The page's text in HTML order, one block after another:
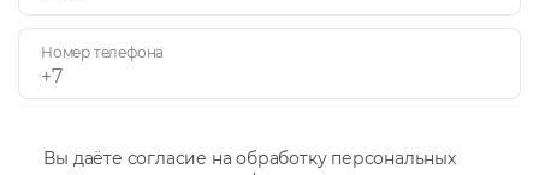
Номер телефона
Вы даёте согласие на обработку персональных